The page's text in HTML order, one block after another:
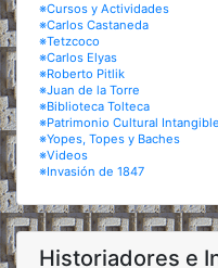
※Cursos y Actividades
※Carlos Castaneda
※Tetzcoco
※Carlos Elyas
※Roberto Pitlik
※Juan de la Torre
※Biblioteca Tolteca
※Patrimonio Cultural Intangible
※Yopes, Topes y Baches
※Videos
※Invasión de 1847
Historiadores e